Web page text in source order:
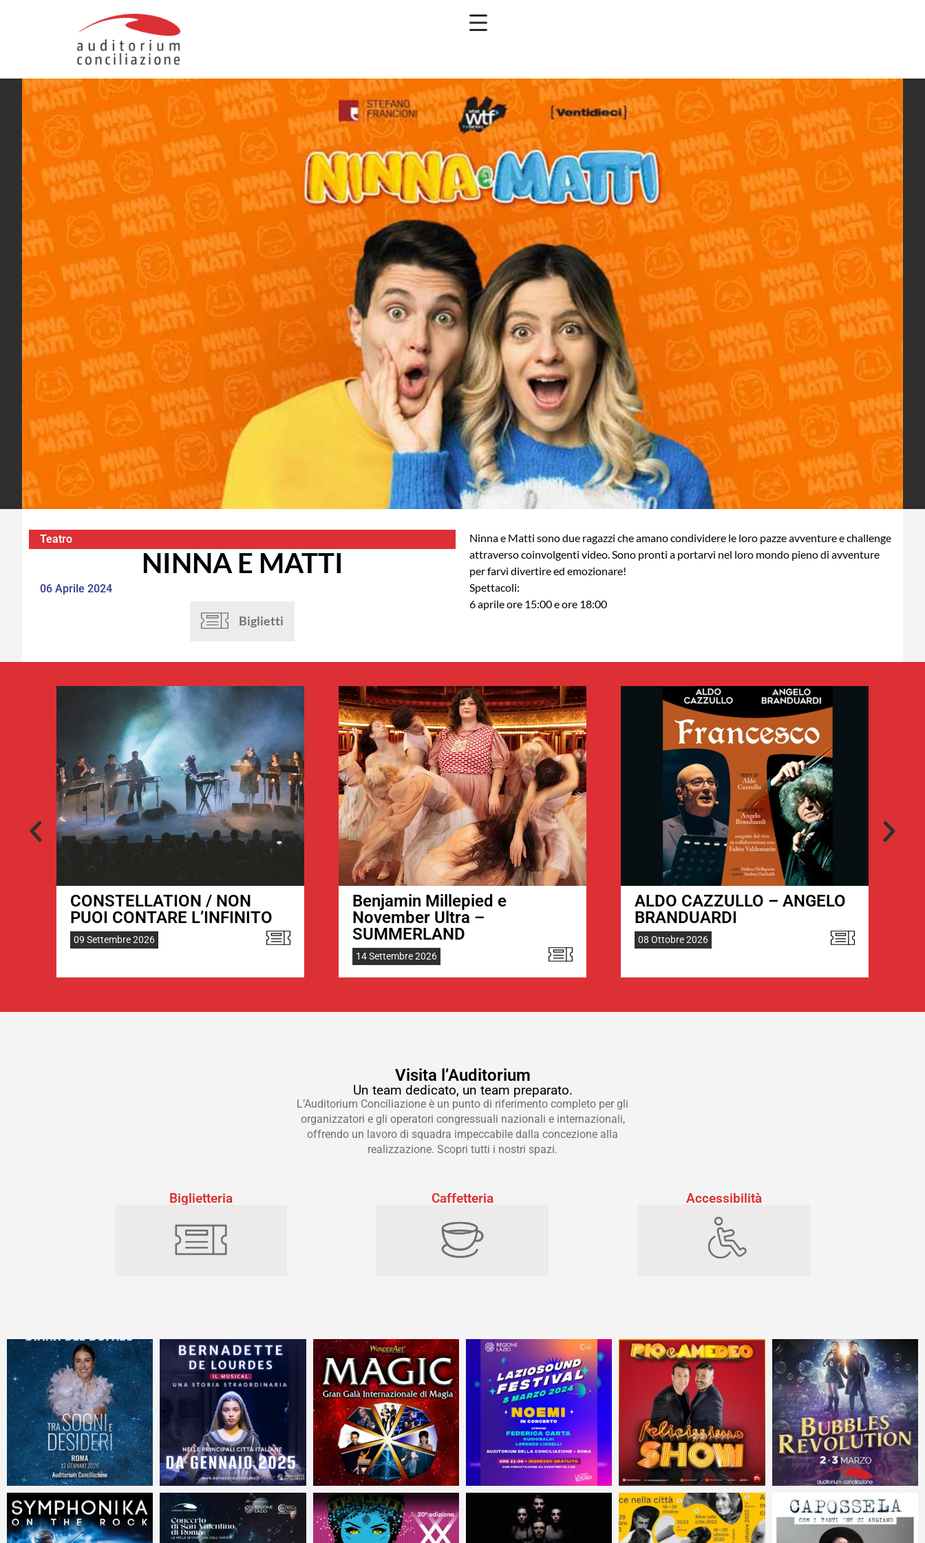
Teatro
NINNA E MATTI
06 Aprile 2024
Biglietti
Ninna e Matti sono due ragazzi che amano condividere le loro pazze avventure e challenge
attraverso coinvolgenti video. Sono pronti a portarvi nel loro mondo pieno di avventure
per farvi divertire ed emozionare!
Spettacoli:
6 aprile ore 15:00 e ore 18:00
CONSTELLATION / NON
PUOI CONTARE L’INFINITO
09 Settembre 2026
Benjamin Millepied e
November Ultra –
SUMMERLAND
14 Settembre 2026
ALDO CAZZULLO – ANGELO
BRANDUARDI
08 Ottobre 2026
Visita l’Auditorium
Un team dedicato, un team preparato.
L’Auditorium Conciliazione è un punto di riferimento completo per gli
organizzatori e gli operatori congressuali nazionali e internazionali,
offrendo un lavoro di squadra impeccabile dalla concezione alla
realizzazione. Scopri tutti i nostri spazi.
Biglietteria Caffetteria Accessibilità